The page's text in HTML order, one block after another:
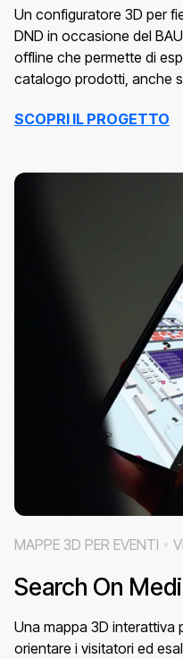
Un configuratore 3D per
DND in occasione del
offline che permette di
catalogo prodotti, anche
SCOPRI IL PROGETTO
MAPPE 3D PER EVENTI
Search On
Una mappa 3D interattiva
orientare i visitatori ed